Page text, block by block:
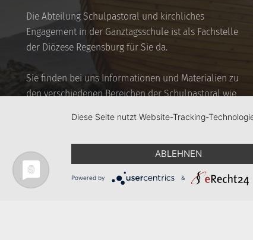
Die Abteilung Schulpastoral und kirchliches
Engagement in der Ganztagsschule ist als Fachstelle
der Diözese Regensburg für Sie da.
Sie finden bei uns Informationen und Materialien zu
den verschiedenen Bereichen der Schulpastoral wie
Bistum Regensburg Ganztagsschule
Diese Seite nutzt Website-Tracking-
ABLEHNEN
Powered by &